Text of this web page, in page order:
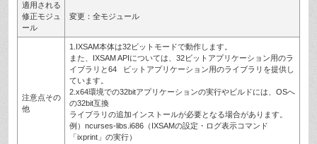
適用される
修正モジュ
ール
変更：全モジュール
注意点その
他
1.IXSAM本体は32ビットモードで動作します。
また、IXSAM APIについては、32ビットアプリケーション用のラ
イブラリと64 ビットアプリケーション用のライブラリを提供し
ています。
2.x64環境での32bitアプリケーションの実行やビルドには、OSへ
の32bit互換
ライブラリの追加インストールが必要となる場合があります。
例）ncurses-libs.i686（IXSAMの設定・ログ表示コマンド
「ixprint」の実行）